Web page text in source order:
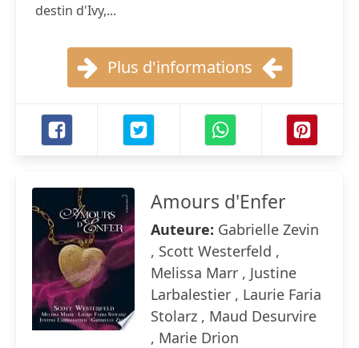
destin d'Ivy,...
Plus d'informations
Amours d'Enfer
Auteure: Gabrielle Zevin
, Scott Westerfeld ,
Melissa Marr , Justine
Larbalestier , Laurie Faria
Stolarz , Maud Desurvire
, Marie Drion